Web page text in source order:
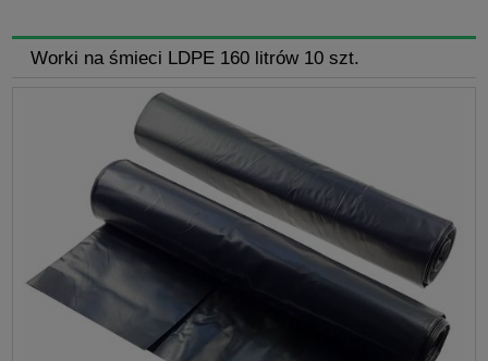
Worki na śmieci LDPE 160 litrów 10 szt.